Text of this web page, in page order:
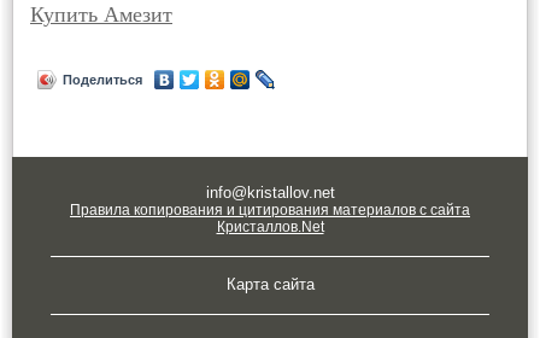
Купить Амезит
Поделиться
info@kristallov.net
Правила копирования и цитирования материалов с сайта
Кристаллов.Net
Карта сайта